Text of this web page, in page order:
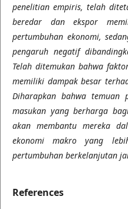
penelitian empiris, telah
beredar dan ekspor
pertumbuhan ekonomi,
pengaruh negatif
Telah ditemukan bahwa
memiliki dampak besar
Diharapkan bahwa temuan
masukan yang berharga
akan membantu mereka
ekonomi makro yang
pertumbuhan berkelanjutan
References